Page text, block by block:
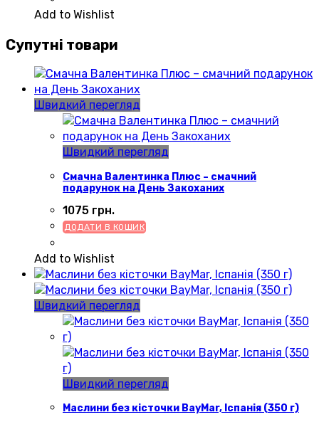
Add to Wishlist
Супутні товари
Швидкий перегляд
Швидкий перегляд
Смачна Валентинка Плюс – смачний
подарунок на День Закоханих
1075 грн.
ДОДАТИ В КОШИК
Add to Wishlist
Швидкий перегляд
Швидкий перегляд
Маслини без кісточки BayMar, Іспанія (350 г)